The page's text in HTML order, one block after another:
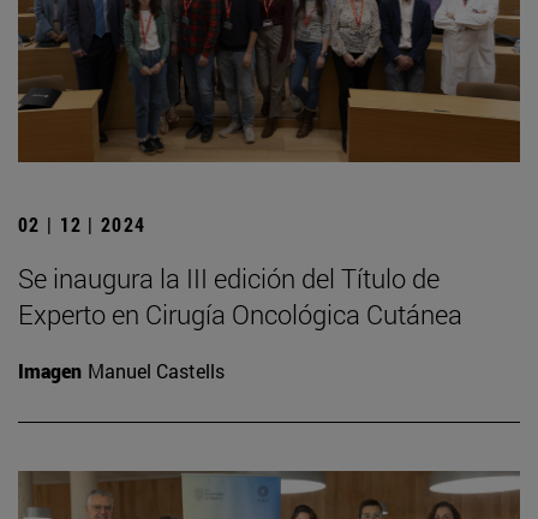
02 | 12 | 2024
Se inaugura la III edición del Título de
Experto en Cirugía Oncológica Cutánea
Imagen Manuel Castells